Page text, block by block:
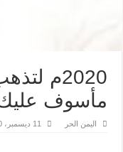
2020م
مأسوف
اليمن الحر 11 ديسمبر، 2020